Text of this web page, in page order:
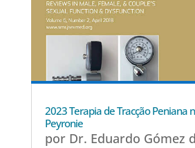
2023 Terapia de Tracção Peniana
Peyronie
por Dr. Eduardo Gómez